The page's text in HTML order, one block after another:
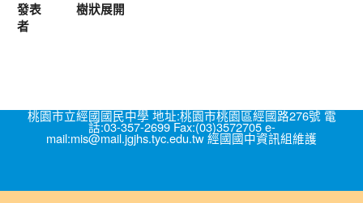
發表
者
樹狀展開
桃園市立經國國民中學 地址:桃園市桃園區經國路276號 電
話:03-357-2699 Fax:(03)3572705 e-
mail:mis@mail.jgjhs.tyc.edu.tw 經國國中資訊組維護